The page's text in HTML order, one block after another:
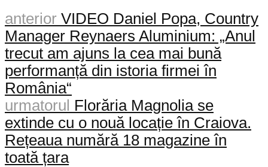
anterior VIDEO Daniel Popa, Country
Manager Reynaers Aluminium: „Anul
trecut am ajuns la cea mai bună
performanță din istoria firmei în
România“
urmatorul Florăria Magnolia se
extinde cu o nouă locație în Craiova.
Rețeaua numără 18 magazine în
toată țara